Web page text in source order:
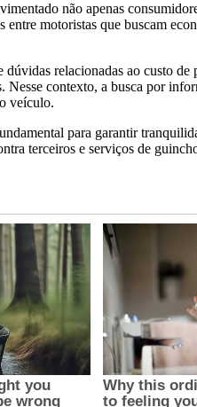
não apenas
motoristas que buscam
relacionadas ao custo
contexto, a busca por
veículo.
para garantir
terceiros e serviços de